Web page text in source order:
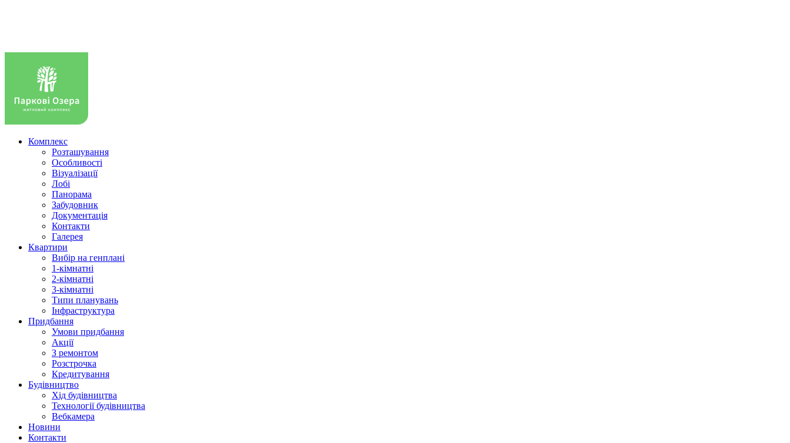
Комплекс
Розташування
Особливості
Візуалізації
Лобі
Панорама
Забудовник
Документація
Контакти
Галерея
Квартири
Вибір на генплані
1-кімнатні
2-кімнатні
3-кімнатні
Типи планувань
Інфраструктура
Придбання
Умови придбання
Акції
З ремонтом
Розстрочка
Кредитування
Будівництво
Хід будівництва
Технології будівництва
Вебкамера
Новини
Контакти